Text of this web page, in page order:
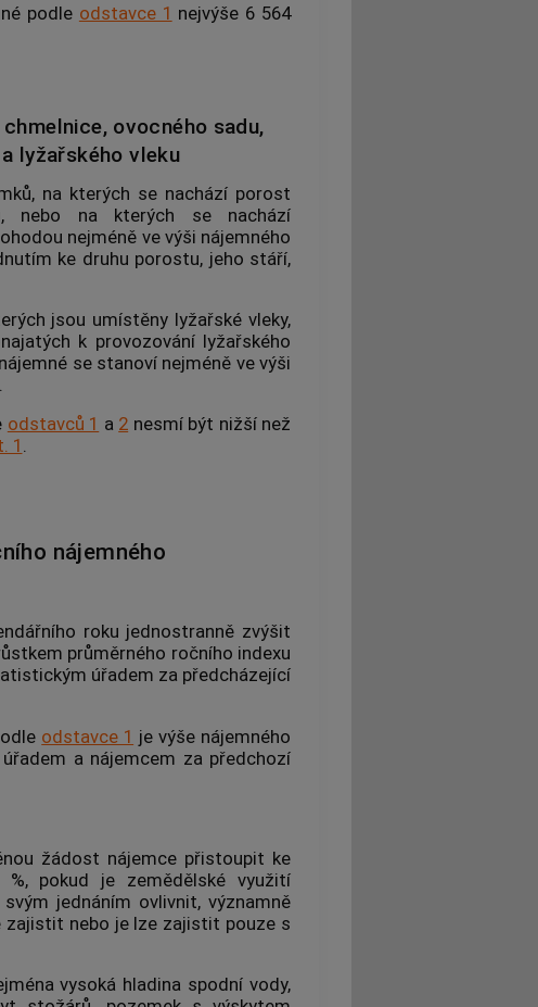
podle odstavce 1 nejvýše 6 564
ovocného sadu,
lyžařského vleku
na kterých se nachází porost
nebo na kterých se nachází
nejméně ve výši nájemného
ke druhu porostu, jeho stáří,
jsou umístěny lyžařské vleky,
k provozování lyžařského
se stanoví nejméně ve výši
odstavců 1 a 2 nesmí být nižší než
1.
nájemného
roku jednostranně zvýšit
průměrného ročního indexu
úřadem za předcházející
odstavce 1 je výše nájemného
a nájemcem za předchozí
žádost nájemce přistoupit ke
pokud je zemědělské využití
svým jednáním ovlivnit, významně
nebo je lze zajistit pouze s
vysoká hladina spodní vody,